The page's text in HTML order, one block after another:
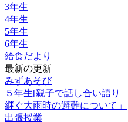
3年生
4年生
5年生
6年生
給食だより
最新の更新
みずあそび
５年生[親子で話し合い語り
継ぐ大雨時の避難について」
出張授業